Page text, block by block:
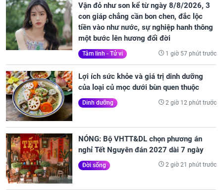
Vận đỏ như son kể từ ngày 8/8/2026, 3
con giáp chẳng cần bon chen, đắc lộc
tiền vào như nước, sự nghiệp hanh thông
một bước lên hương đổi đời
Tâm linh - Tử vi 1 giờ 57 phút trước
Lợi ích sức khỏe và giá trị dinh dưỡng
của loại củ mọc dưới bùn quen thuộc
Dinh dưỡng 2 giờ 12 phút trước
NÓNG: Bộ VHTT&DL chọn phương án
nghỉ Tết Nguyên đán 2027 dài 7 ngày
Đời sống 2 giờ 21 phút trước